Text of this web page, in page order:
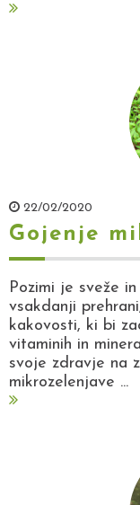
22/02/2020
Gojenje
Pozimi je sveže
vsakdanji
kakovosti, ki bi
vitaminih in
svoje zdravje na
mikrozelenjave ...